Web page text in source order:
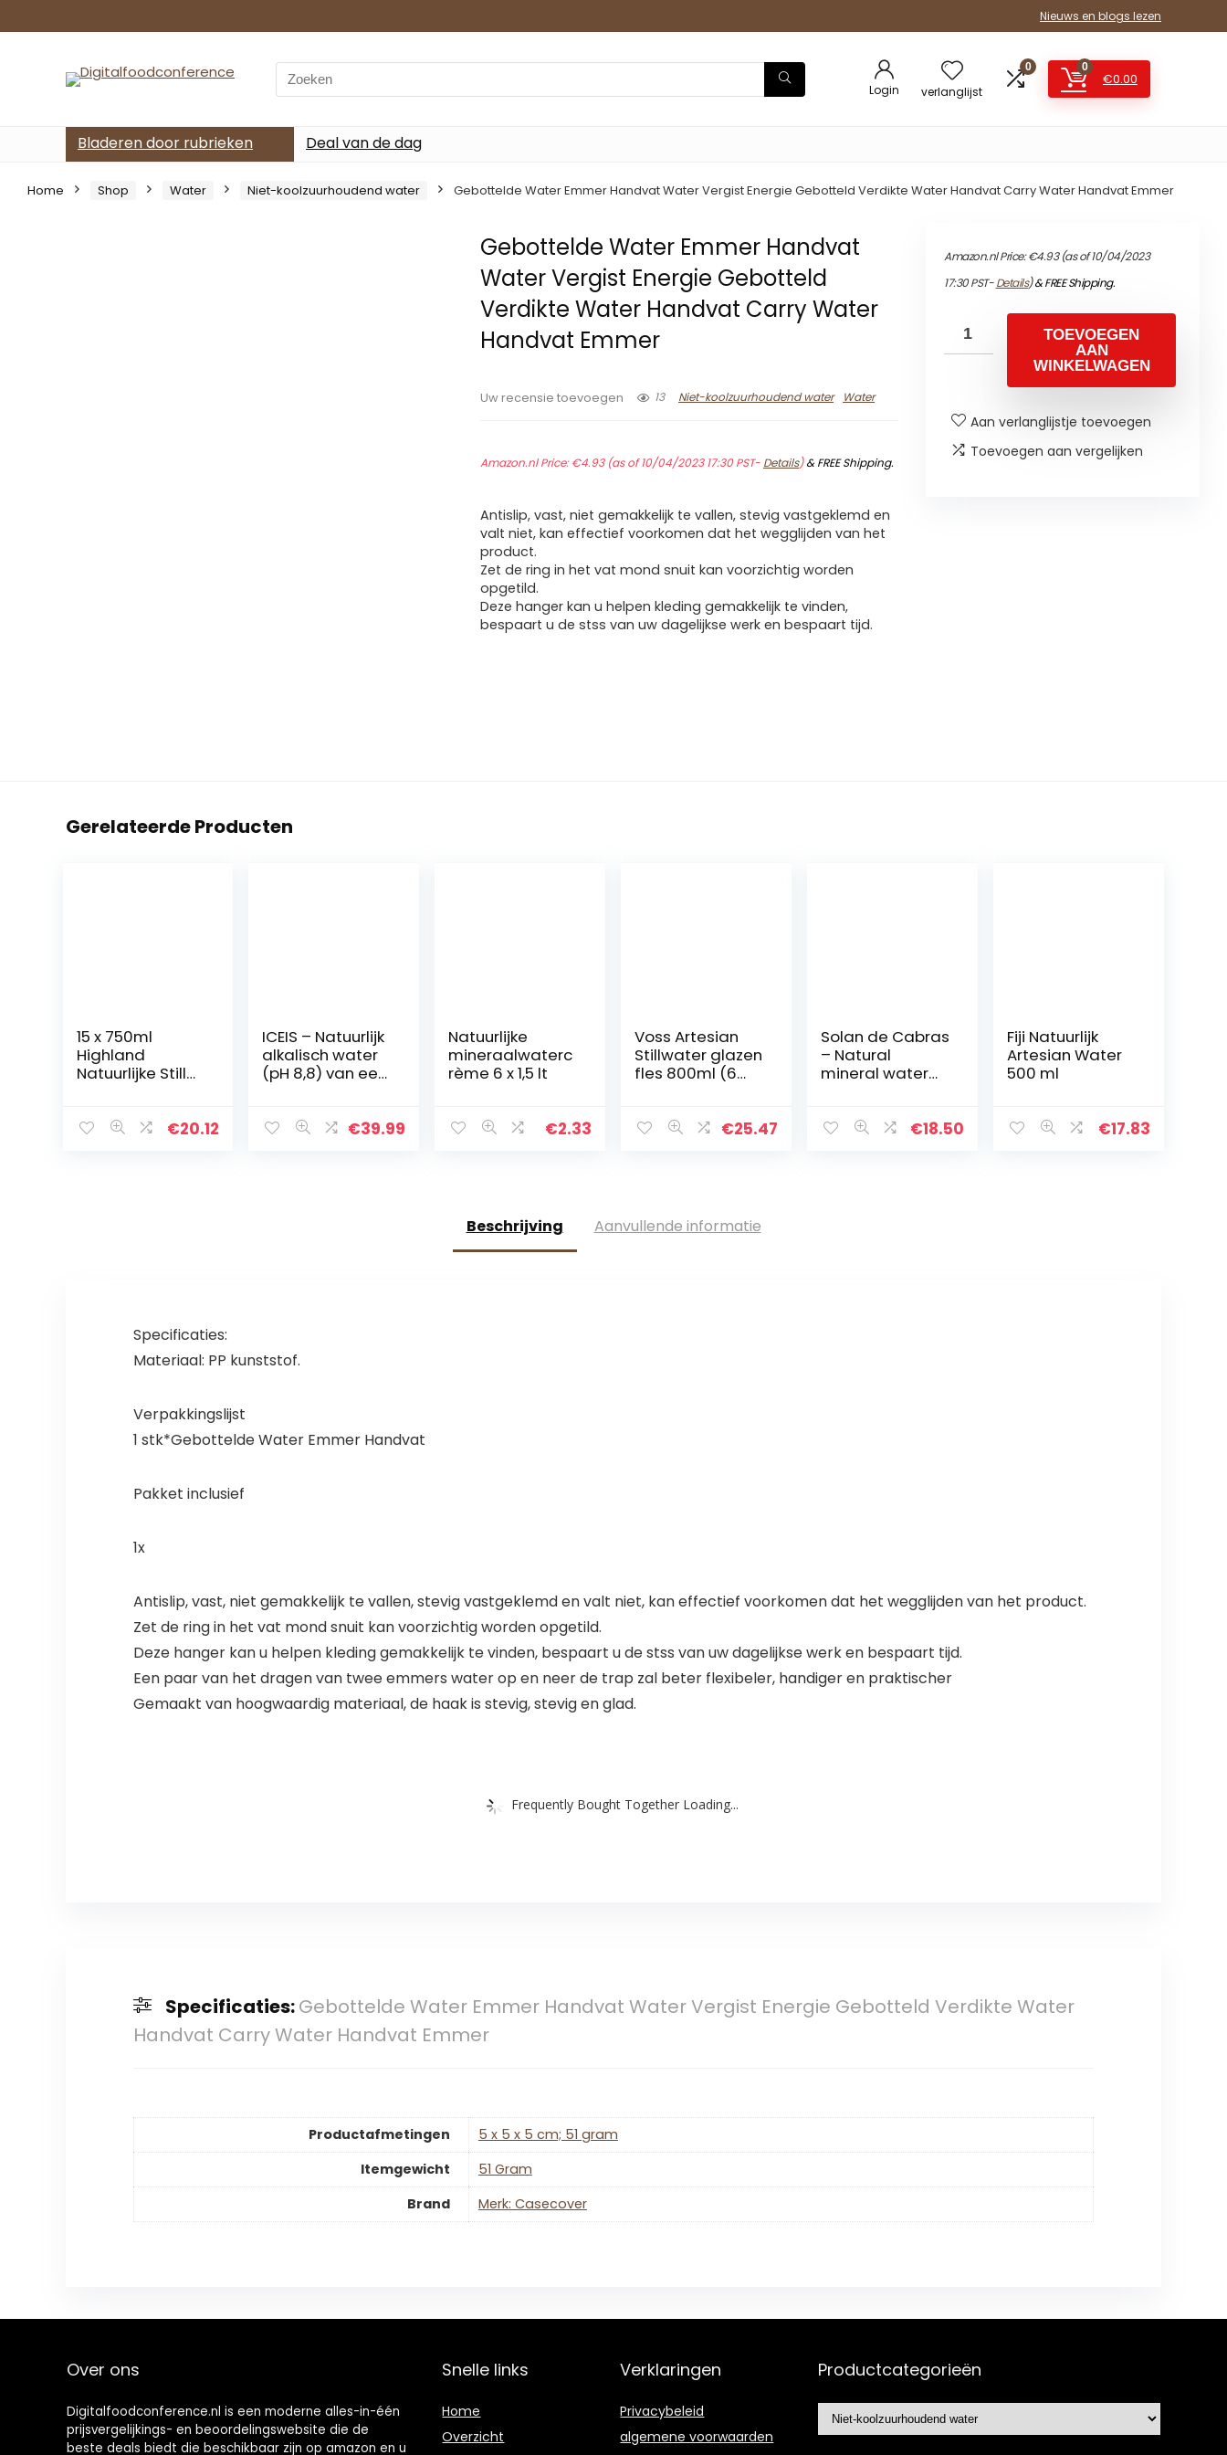
Nieuws en blogs lezen
Search
for:
Login verlanglijst
0 0
€0.00
Bladeren door rubrieken Deal van de dag
Home Shop Water Niet-koolzuurhoudend water Gebottelde Water Emmer Handvat Water Vergist Energie Gebotteld Verdikte Water Handvat Carry Water Handvat Emmer
Gebottelde Water Emmer Handvat
Water Vergist Energie Gebotteld
Verdikte Water Handvat Carry Water
Handvat Emmer
Uw recensie toevoegen 13 Niet-koolzuurhoudend water Water
Amazon.nl Price:€4.93(as of 10/04/2023 17:30 PST- Details)&FREE Shipping.
Antislip, vast, niet gemakkelijk te vallen, stevig vastgeklemd en
valt niet, kan effectief voorkomen dat het wegglijden van het
product.
Zet de ring in het vat mond snuit kan voorzichtig worden
opgetild.
Deze hanger kan u helpen kleding gemakkelijk te vinden,
bespaart u de stss van uw dagelijkse werk en bespaart tijd.
Amazon.nl Price:€4.93(as of 10/04/2023
17:30 PST-Details)&FREE Shipping.
TOEVOEGEN
AAN
WINKELWAGEN
Aan verlanglijstje toevoegen
Toevoegen aan vergelijken
Gerelateerde Producten
15 x 750ml
Highland
Natuurlijke Still
Gezond Hydrat
€20.12
ICEIS – Natuurlijk
alkalisch water
(pH 8,8) van een
Doos
€39.99
Natuurlijke
mineraalwaterc
rème 6 x 1,5 lt
€2.33
Voss Artesian
Stillwater glazen
fles 800ml (6
€25.47
Solan de Cabras
– Natural
mineral water
€18.50
Fiji Natuurlijk
Artesian Water
500 ml
€17.83
Beschrijving Aanvullende informatie
Specificaties:
Materiaal: PP kunststof.
Verpakkingslijst
1 stk*Gebottelde Water Emmer Handvat
Pakket inclusief
1x
Antislip, vast, niet gemakkelijk te vallen, stevig vastgeklemd en valt niet, kan effectief voorkomen dat het wegglijden van het product.
Zet de ring in het vat mond snuit kan voorzichtig worden opgetild.
Deze hanger kan u helpen kleding gemakkelijk te vinden, bespaart u de stss van uw dagelijkse werk en bespaart tijd.
Een paar van het dragen van twee emmers water op en neer de trap zal beter flexibeler, handiger en praktischer
Gemaakt van hoogwaardig materiaal, de haak is stevig, stevig en glad.
Frequently Bought Together Loading...
Specificaties:Gebottelde Water Emmer Handvat Water Vergist Energie Gebotteld Verdikte Water
Handvat Carry Water Handvat Emmer
Productafmetingen
‎5 x 5 x 5 cm; 51 gram
Itemgewicht
‎51 Gram
Brand
Merk: Casecover
Over ons
Digitalfoodconference.nl is een moderne alles-in-één
prijsvergelijkings- en beoordelingswebsite die de
beste deals biedt die beschikbaar zijn op amazon en u
Snelle links
Home
Overzicht
Verklaringen
Privacybeleid
algemene voorwaarden
Productcategorieën